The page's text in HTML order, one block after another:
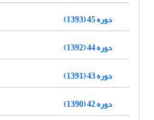
دوره 45 (1393)
دوره 44 (1392)
دوره 43 (1391)
دوره 42 (1390)